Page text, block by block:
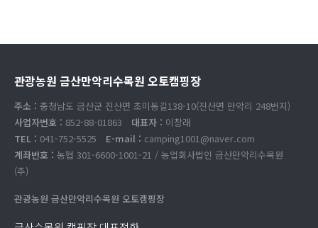
관광농원 금산만악리수목원 오토캠핑장
주소 : 충청남도 금산군 진산면 초미동길138-10(진산면 만악리 248번지)
사업자번호 : 852-88-01863 대표자 : 이창래
TEL : 041-752-5525 E-mail : camping1001@naver.com
계좌번호 : 농협 301-6600-1001-21 / 농업회사법인 금산만악리수목원
(주)
관광농원 금산만악리수목원 오토캠핑장